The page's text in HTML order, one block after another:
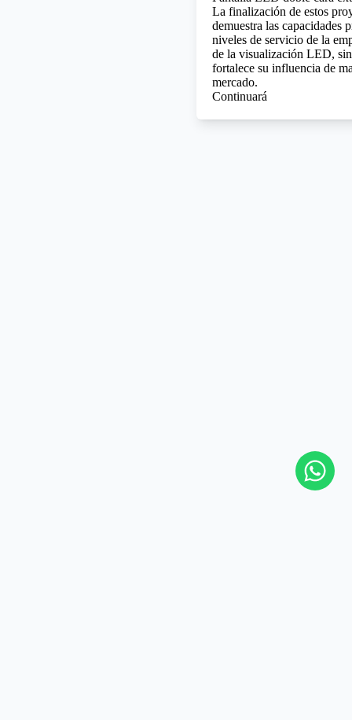
La finalización de estos
demuestra las capacidades
niveles de servicio de la
de la visualización LED,
fortalece su influencia de
mercado.
Continuará